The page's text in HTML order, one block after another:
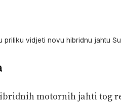
priliku vidjeti novu hibridnu jahtu
motornih jahti tog